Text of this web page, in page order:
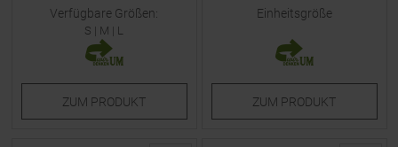
Verfügbare Größen:
S | M | L
ZUM PRODUKT
Einheitsgröße
ZUM PRODUKT